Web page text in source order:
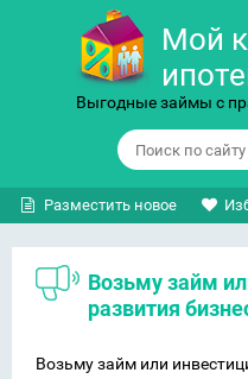
Мой
Выгодные займы с
Разместить новое
Возьму займ или инвестиции для
развития
Возьму займ или